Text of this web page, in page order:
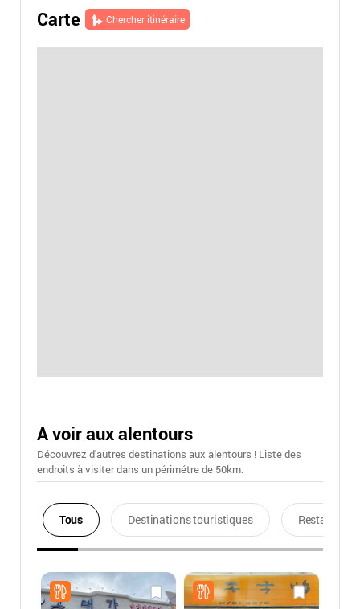
Carte Chercher itinéraire
A voir aux alentours
Découvrez d'autres destinations aux alentours ! Liste des
endroits à visiter dans un périmétre de 50km.
Tous Destinations touristiques Restaurants